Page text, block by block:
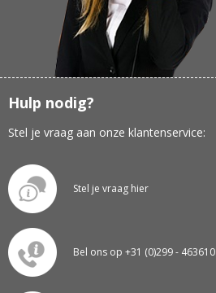
Hulp nodig?
Stel je vraag aan onze klantenservice:
Stel je vraag hier
Bel ons op +31 (0)299 - 463610